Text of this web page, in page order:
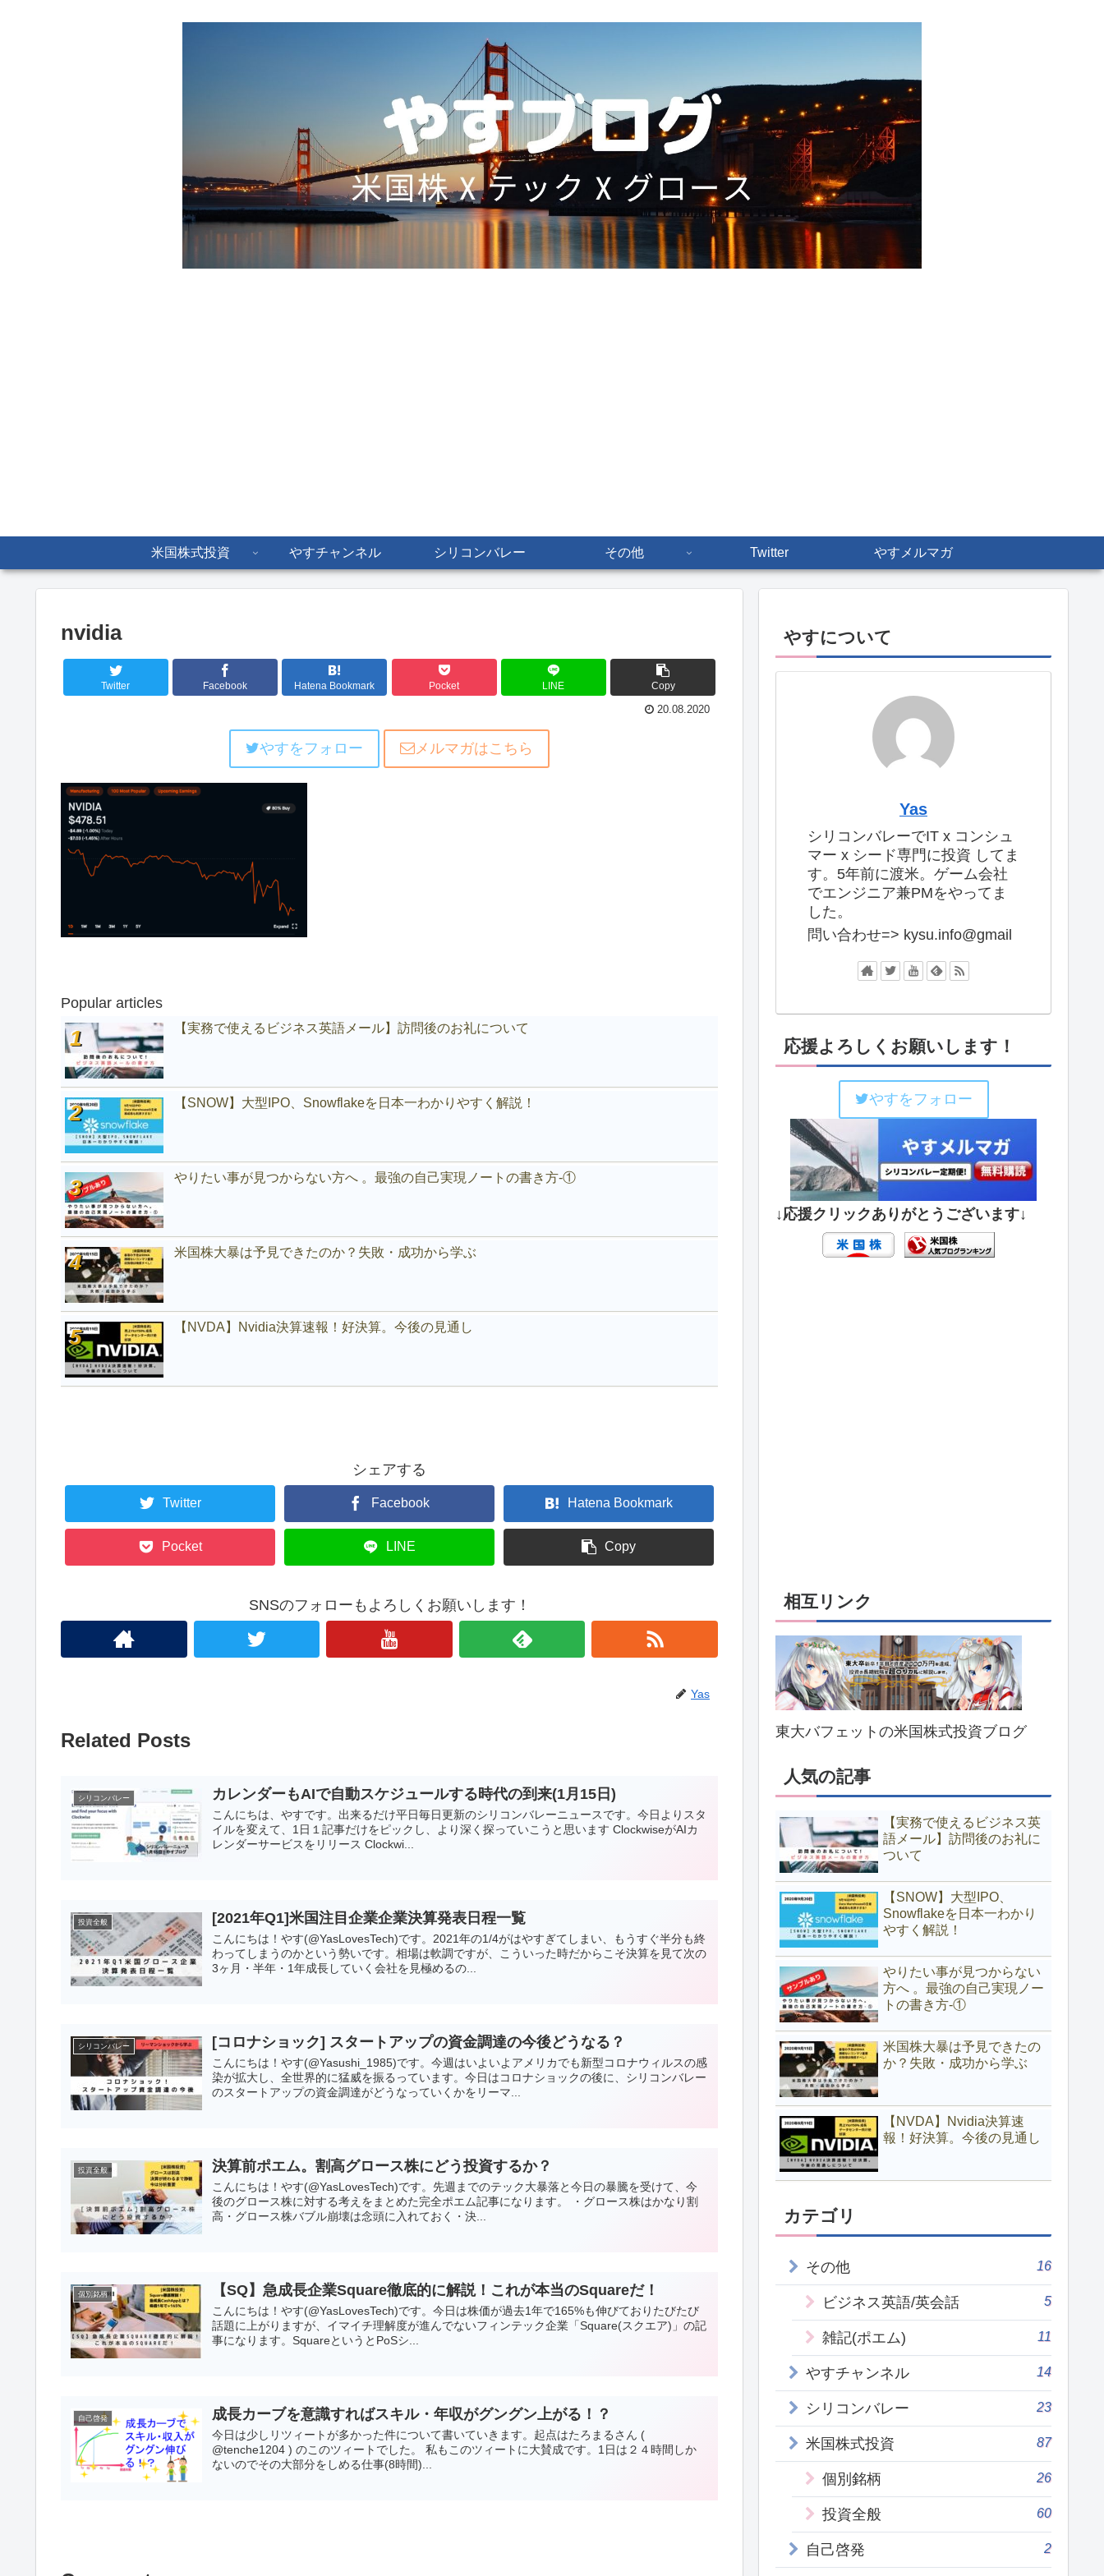
米国株式投資 やすチャンネル シリコンバレー その他 Twitter やすメルマガ
nvidia
Twitter Facebook Hatena Bookmark Pocket LINE Copy
20.08.2020
やすをフォロー メルマガはこちら
Popular articles
【実務で使えるビジネス英語メール】訪問後のお礼について
【SNOW】大型IPO、Snowflakeを日本一わかりやすく解説！
やりたい事が見つからない方へ 。最強の自己実現ノートの書き方-①
米国株大暴は予見できたのか？失敗・成功から学ぶ
【NVDA】Nvidia決算速報！好決算。今後の見通し
シェアする
Twitter Facebook Hatena Bookmark
Pocket LINE Copy
SNSのフォローもよろしくお願いします！
Yas
Related Posts
シリコンバレー カレンダーもAIで自動スケジュールする時代の到来(1月15日)
こんにちは、やすです。出来るだけ平日毎日更新のシリコンバレーニュースです。今日よりスタ
イルを変えて、1日１記事だけをピックし、より深く探っていこうと思います ClockwiseがAIカ
レンダーサービスをリリース Clockwi...
投資全般 [2021年Q1]米国注目企業企業決算発表日程一覧
こんにちは！やす(@YasLovesTech)です。2021年の1/4がはやすぎてしまい、もうすぐ半分も終
わってしまうのかという勢いです。相場は軟調ですが、こういった時だからこそ決算を見て次の
3ヶ月・半年・1年成長していく会社を見極めるの...
シリコンバレー [コロナショック] スタートアップの資金調達の今後どうなる？
こんにちは！やす(@Yasushi_1985)です。今週はいよいよアメリカでも新型コロナウィルスの感
染が拡大し、全世界的に猛威を振るっています。今日はコロナショックの後に、シリコンバレー
のスタートアップの資金調達がどうなっていくかをリーマ...
投資全般 決算前ポエム。割高グロース株にどう投資するか？
こんにちは！やす(@YasLovesTech)です。先週までのテック大暴落と今日の暴騰を受けて、今
後のグロース株に対する考えをまとめた完全ポエム記事になります。 ・グロース株はかなり割
高・グロース株バブル崩壊は念頭に入れておく・決...
個別銘柄 【SQ】急成長企業Square徹底的に解説！これが本当のSquareだ！
こんにちは！やす(@YasLovesTech)です。今日は株価が過去1年で165%も伸びておりたびたび
話題に上がりますが、イマイチ理解度が進んでないフィンテック企業「Square(スクエア)」の記
事になります。SquareというとPoSシ...
自己啓発 成長カーブを意識すればスキル・年収がグングン上がる！？
今日は少しリツィートが多かった件について書いていきます。起点はたろまるさん (
@tenche1204 ) のこのツィートでした。 私もこのツィートに大賛成です。1日は２４時間しか
ないのでその大部分をしめる仕事(8時間)...
やすについて
Yas
シリコンバレーでIT x コンシュ
マー x シード専門に投資 してま
す。5年前に渡米。ゲーム会社
でエンジニア兼PMをやってま
した。
問い合わせ=> kysu.info@gmail
応援よろしくお願いします！
やすをフォロー
↓応援クリックありがとうございます↓
相互リンク
東大バフェットの米国株式投資ブログ
人気の記事
【実務で使えるビジネス英
語メール】訪問後のお礼に
ついて
【SNOW】大型IPO、
Snowflakeを日本一わかり
やすく解説！
やりたい事が見つからない
方へ 。最強の自己実現ノー
トの書き方-①
米国株大暴は予見できたの
か？失敗・成功から学ぶ
【NVDA】Nvidia決算速
報！好決算。今後の見通し
カテゴリ
その他 16
ビジネス英語/英会話 5
雑記(ポエム) 11
やすチャンネル 14
シリコンバレー 23
米国株式投資 87
個別銘柄 26
投資全般 60
自己啓発 2